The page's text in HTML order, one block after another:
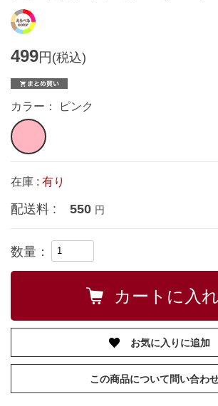
499円(税込)
カラー： ピンク
在庫 : 有り
配送料 : 550 円
数量：
お気に入りに追加
この商品について問い合わ